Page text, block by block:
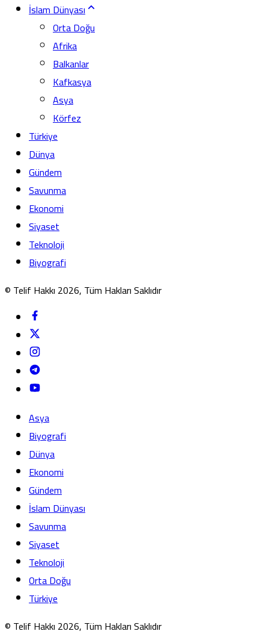
İslam Dünyası
Orta Doğu
Afrika
Balkanlar
Kafkasya
Asya
Körfez
Türkiye
Dünya
Gündem
Savunma
Ekonomi
Siyaset
Teknoloji
Biyografi
© Telif Hakkı 2026, Tüm Hakları Saklıdır
Asya
Biyografi
Dünya
Ekonomi
Gündem
İslam Dünyası
Savunma
Siyaset
Teknoloji
Orta Doğu
Türkiye
© Telif Hakkı 2026, Tüm Hakları Saklıdır